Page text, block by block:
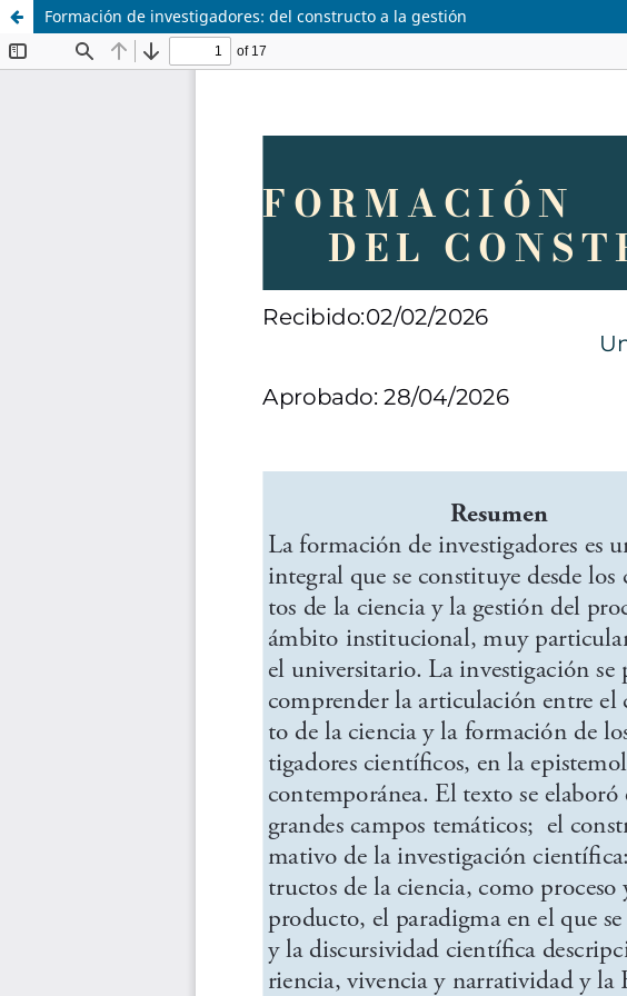
Formación de investigadores: del constructo a la gestión